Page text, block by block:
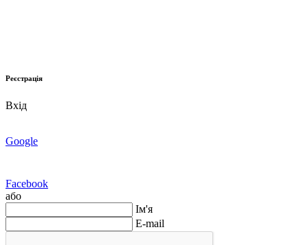
Реєстрація
Вхід
Google
Facebook
або
Ім'я
E-mail